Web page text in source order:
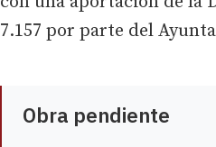
7.157 por parte del
Obra pendiente